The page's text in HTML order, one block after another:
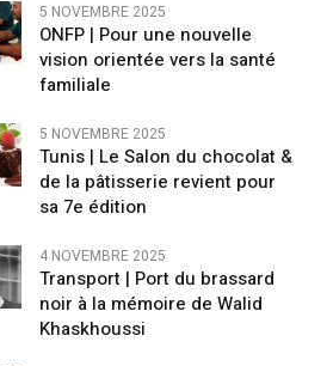
5 NOVEMBRE 2025
ONFP | Pour une nouvelle
vision orientée vers la santé
familiale
5 NOVEMBRE 2025
Tunis | Le Salon du chocolat &
de la pâtisserie revient pour
sa 7e édition
4 NOVEMBRE 2025
Transport | Port du brassard
noir à la mémoire de Walid
Khaskhoussi